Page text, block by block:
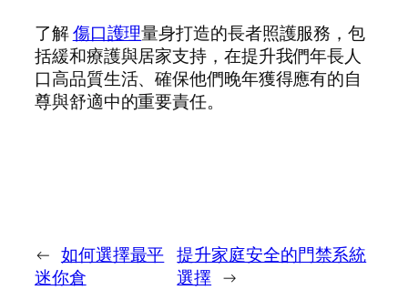
了解傷口護理量身打造的長者照護服務，包
括緩和療護與居家支持，在提升我們年長人
口高品質生活、確保他們晚年獲得應有的自
尊與舒適中的重要責任。
← 如何選擇最平
迷你倉
提升家庭安全的門禁系統
選擇 →